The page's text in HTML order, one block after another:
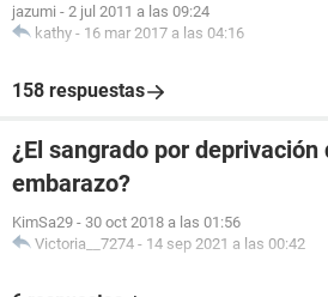
jazumi - 2 jul 2011 a las 09:24
kathy - 16 mar 2017 a las 04:16
158 respuestas
¿El sangrado por deprivación
embarazo?
KimSa29 - 30 oct 2018 a las 01:56
Victoria__7274 - 14 sep 2021 a las 00:42